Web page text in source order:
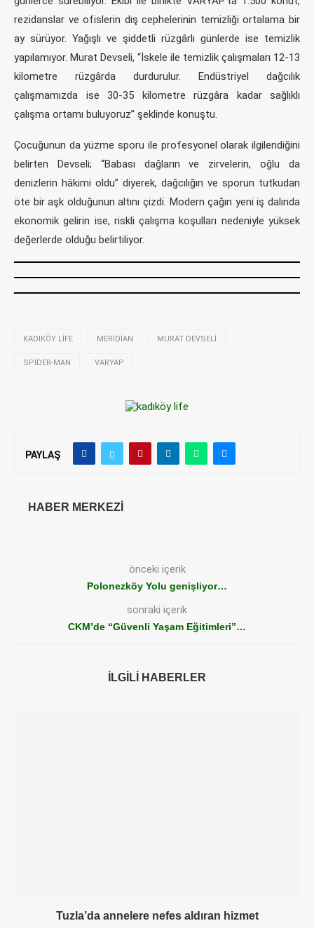
rezidanslar ve ofislerin dış cephelerinin temizliği ortalama bir
ay sürüyor. Yağışlı ve şiddetli rüzgârlı günlerde ise temizlik
yapılamıyor. Murat Devseli, “İskele ile temizlik çalışmaları 12-13
kilometre rüzgârda durdurulur. Endüstriyel dağcılık
çalışmamızda ise 30-35 kilometre rüzgâra kadar sağlıklı
çalışma ortamı buluyoruz” şeklinde konuştu.
Çocuğunun da yüzme sporu ile profesyonel olarak ilgilendiğini
belirten Devseli; “Babası dağların ve zirvelerin, oğlu da
denizlerin hâkimi oldu” diyerek, dağcılığın ve sporun tutkudan
öte bir aşk olduğunun altını çizdi. Modern çağın yeni iş dalında
ekonomik gelirin ise, riskli çalışma koşulları nedeniyle yüksek
değerlerde olduğu belirtiliyor.
KADIKÖY LIFE MERIDIAN MURAT DEVSELI
SPIDER-MAN VARYAP
PAYLAŞ
HABER MERKEZI
önceki içerik
Polonezköy Yolu genişliyor…
sonraki içerik
CKM’de “Güvenli Yaşam Eğitimleri”…
İLGILI HABERLER
Tuzla’da annelere nefes aldıran hizmet